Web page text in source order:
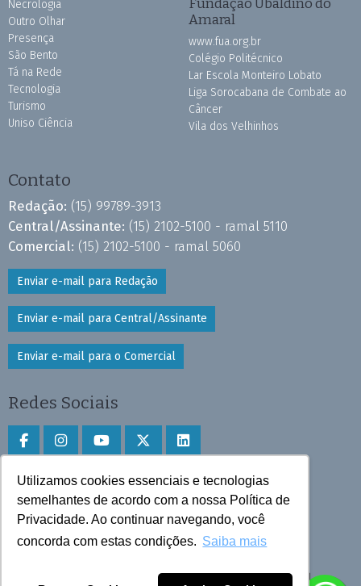
Utilizamos cookies essenciais e tecnologias
semelhantes de acordo com a nossa Política de
Privacidade. Ao continuar navegando, você
concorda com estas condições. Saiba mais
Necrologia
Outro Olhar
Presença
São Bento
Tá na Rede
Tecnologia
Turismo
Uniso Ciência
Amaral
www.fua.org.br
Colégio Politécnico
Lar Escola Monteiro Lobato
Liga Sorocabana de Combate ao
Câncer
Vila dos Velhinhos
Contato
Redação: (15) 99789-3913
Central/Assinante: (15) 2102-5100 - ramal 5110
Comercial: (15) 2102-5100 - ramal 5060
Enviar e-mail para Redação
Enviar e-mail para Central/Assinante
Enviar e-mail para o Comercial
Redes Sociais
Faça download do aplicativo
Play Store e App Store
Todos os direitos reservados © 2025 Cruzeiro do Sul